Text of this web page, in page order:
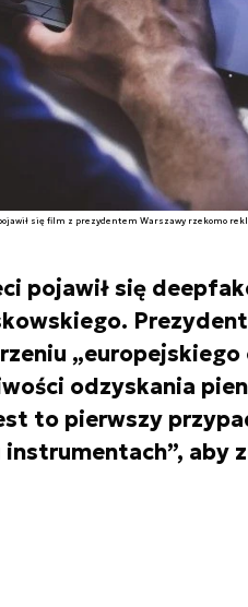
się film z prezydentem Warszawy rzekomo
pojawił się
odzyskania
to pierwszy
instrumentach”, aby